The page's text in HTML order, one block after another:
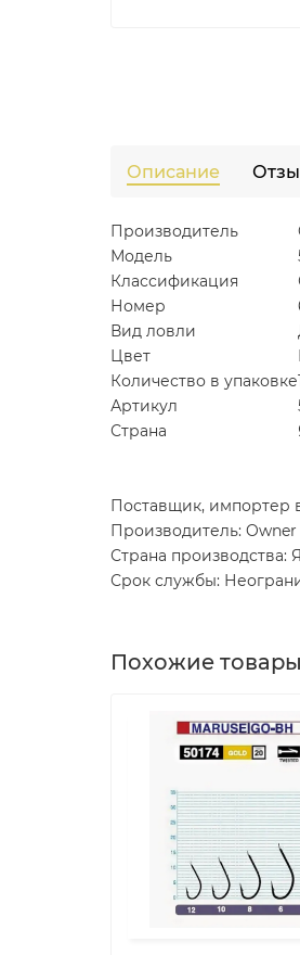
Описание
Производитель
Модель
Классификация
Номер
Вид ловли
Цвет
Количество в упаковке
Артикул
Страна
Поставщик, импортер
Производитель: Owner
Страна
Срок службы:
Похожие товары